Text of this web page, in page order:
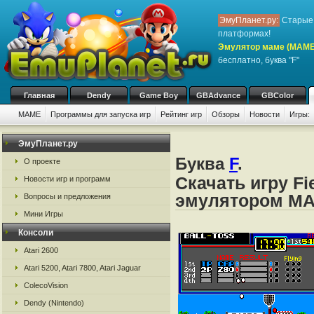
ЭмуПланет.ру: Старые
платформах!
Эмулятор маме
бесплатно, буква "F"
Главная Dendy Game Boy GBAdvance GBColor
MAME Программы для запуска игр Рейтинг игр Обзоры Новости Игры:
ЭмуПланет.ру
О проекте
Новости игр и программ
Вопросы и предложения
Мини Игры
Консоли
Atari 2600
Atari 5200, Atari 7800, Atari Jaguar
ColecoVision
Dendy (Nintendo)
Буква F.
Скачать игру
эмулятором